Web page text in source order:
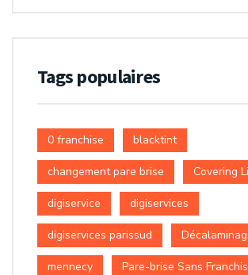
Tags populaires
0 franchise blacktint
changement pare brise Covering
digiservice digiservices
digiservices parissud
mennecy Pare-brise Sans